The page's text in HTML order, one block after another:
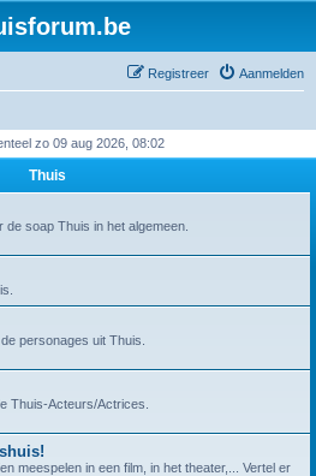
Aanmelden
Registreer
zo 09 aug 2026, 08:02
Thuis
de soap Thuis in het algemeen.
personages uit Thuis.
Thuis-Acteurs/Actrices.
meespelen in een film, in het theater,... Vertel er